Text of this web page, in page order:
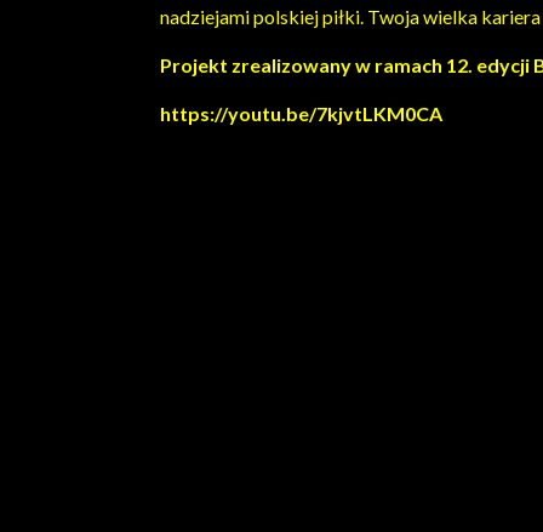
nadziejami polskiej piłki. Twoja wielka kariera
Projekt zrealizowany w ramach 12.
https://youtu.be/7kjvtLKM0CA